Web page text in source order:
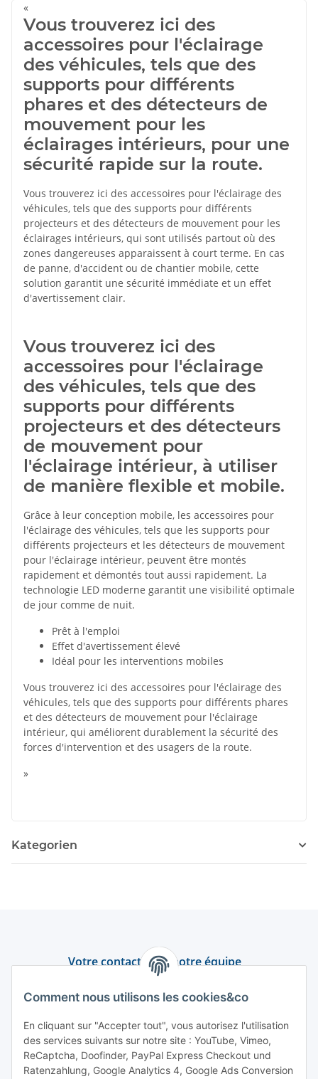
Comment nous utilisons les cookies&co
En cliquant sur "Accepter tout", vous autorisez l'utilisation
des services suivants sur notre site : YouTube, Vimeo,
ReCaptcha, Doofinder, PayPal Express Checkout und
Ratenzahlung, Google Analytics 4, Google Ads Conversion
«
Vous trouverez ici des
accessoires pour l'éclairage
des véhicules, tels que des
supports pour différents
phares et des détecteurs de
mouvement pour les
éclairages intérieurs, pour une
sécurité rapide sur la route.
Vous trouverez ici des accessoires pour l'éclairage des
véhicules, tels que des supports pour différents
projecteurs et des détecteurs de mouvement pour les
éclairages intérieurs, qui sont utilisés partout où des
zones dangereuses apparaissent à court terme. En cas
de panne, d'accident ou de chantier mobile, cette
solution garantit une sécurité immédiate et un effet
d'avertissement clair.
Vous trouverez ici des
accessoires pour l'éclairage
des véhicules, tels que des
supports pour différents
projecteurs et des détecteurs
de mouvement pour
l'éclairage intérieur, à utiliser
de manière flexible et mobile.
Grâce à leur conception mobile, les accessoires pour
l'éclairage des véhicules, tels que les supports pour
différents projecteurs et les détecteurs de mouvement
pour l'éclairage intérieur, peuvent être montés
rapidement et démontés tout aussi rapidement. La
technologie LED moderne garantit une visibilité optimale
de jour comme de nuit.
Prêt à l'emploi
Effet d'avertissement élevé
Idéal pour les interventions mobiles
Vous trouverez ici des accessoires pour l'éclairage des
véhicules, tels que des supports pour différents phares
et des détecteurs de mouvement pour l'éclairage
intérieur, qui améliorent durablement la sécurité des
forces d'intervention et des usagers de la route.
»
Kategorien
Votre contact avec notre équipe
Trouver un interlocuteur